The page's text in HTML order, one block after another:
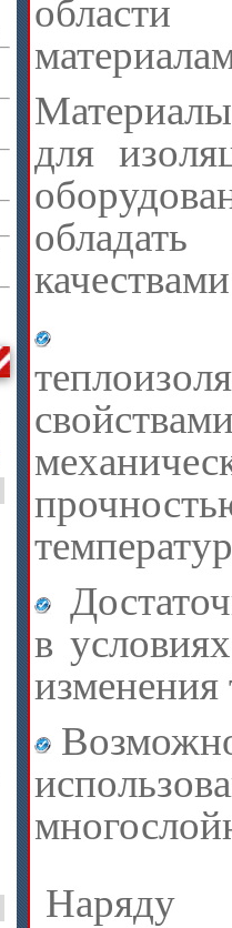
области
для
в